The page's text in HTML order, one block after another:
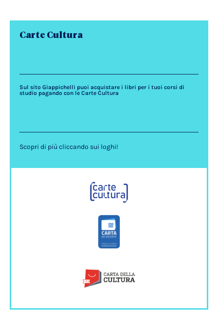
Carte Cultura
Sul sito Giappichelli puoi acquistare i libri per i tuoi corsi di
studio pagando con le Carte Cultura
Scopri di più cliccando sui loghi!